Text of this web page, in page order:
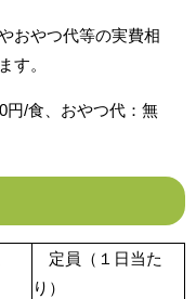
おやつ代等の実費相
す。
円/食、おやつ代：無
定員（１日当た
り）